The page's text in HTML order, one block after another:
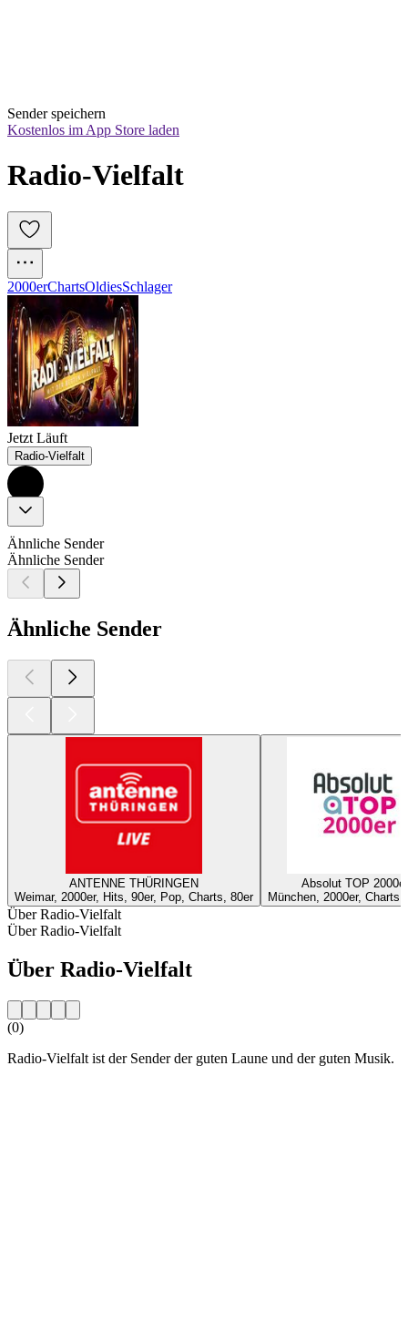
Sender speichern
Kostenlos im App Store laden
Radio-Vielfalt
2000erChartsOldiesSchlager
Jetzt Läuft
Radio-Vielfalt
Ähnliche Sender
Ähnliche Sender
Ähnliche Sender
ANTENNE THÜRINGEN
Weimar, 2000er, Hits, 90er, Pop, Charts, 80er
Absolut TOP 2000er
München, 2000er, Charts,
Über Radio-Vielfalt
Über Radio-Vielfalt
Über Radio-Vielfalt
(0)
Radio-Vielfalt ist der Sender der guten Laune und der guten Musik.